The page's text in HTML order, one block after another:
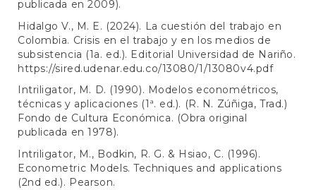
publicada en 2009).
Hidalgo V., M. E. (2024). La cuestión del trabajo en
Colombia. Crisis en el trabajo y en los medios de
subsistencia (1a. ed.). Editorial Universidad de Nariño.
https://sired.udenar.edu.co/13080/1/13080v4.pdf
Intriligator, M. D. (1990). Modelos econométricos,
técnicas y aplicaciones (1ª. ed.). (R. N. Zúñiga, Trad.)
Fondo de Cultura Económica. (Obra original
publicada en 1978).
Intriligator, M., Bodkin, R. G. & Hsiao, C. (1996).
Econometric Models. Techniques and applications
(2nd ed.). Pearson.